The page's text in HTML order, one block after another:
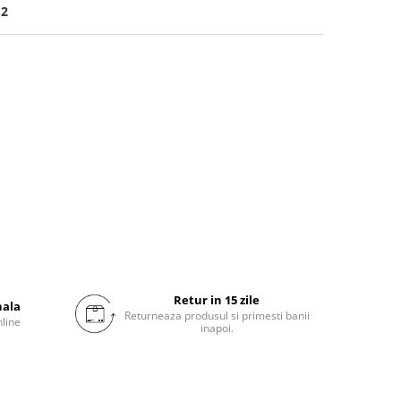
Retur in 15 zile
Returneaza produsul si primesti banii
inapoi.